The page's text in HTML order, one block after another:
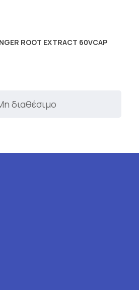
ROOT EXTRACT 60VCAP
διαθέσιμο